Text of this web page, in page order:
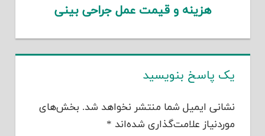
هزینه و قیمت عمل جراحی بینی
یک پاسخ بنویسید
نشانی ایمیل شما منتشر نخواهد شد. بخش‌های
موردنیاز علامت‌گذاری شده‌اند *